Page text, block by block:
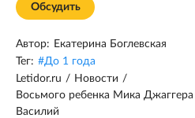
Обсудить
Автор: Екатерина Боглевская
Тег: #До 1 года
Letidor.ru / Новости /
Восьмого ребенка Мика
Василий